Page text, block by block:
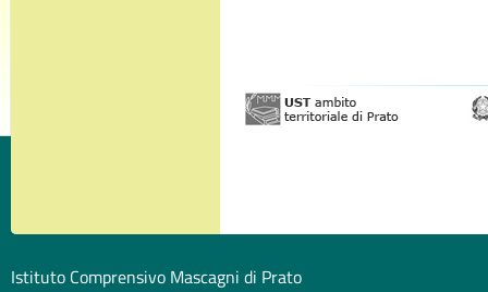
Istituto Comprensivo Mascagni di Prato